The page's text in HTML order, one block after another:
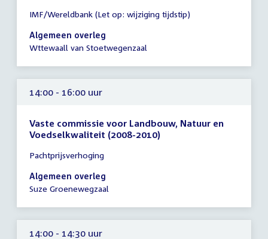
vergadering
14:00
-
uur
IMF/Wereldbank (Let op: wijziging tijdstip)
Algemeen overleg
Wttewaall van Stoetwegenzaal
14:00 - 16:00 uur
Vaste commissie voor Landbouw, Natuur en
Voedselkwaliteit (2008-2010)
vergadering
14:00
-
uur
Pachtprijsverhoging
Algemeen overleg
Suze Groenewegzaal
14:00 - 14:30 uur